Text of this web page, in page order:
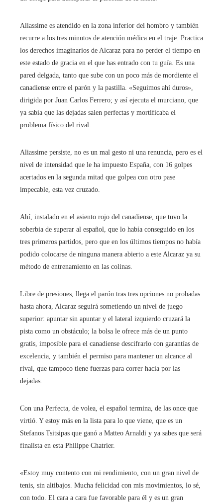
Aliassime es atendido en la zona inferior del hombro y también
recurre a los tres minutos de atención médica en el traje. Practica
los derechos imaginarios de Alcaraz para no perder el tiempo en
este estado de gracia en el que has entrado con tu guía. Es una
pared delgada, tanto que sube con un poco más de mordiente el
canadiense entre el parón y la pastilla. «Seguimos ahí duros»,
dirigida por Juan Carlos Ferrero; y así ejecuta el murciano, que
ya sabía que las dejadas salen perfectas y mortificaba el
problema físico del rival.
Aliassime persiste, no es un mal gesto ni una renuncia, pero es el
nivel de intensidad que le ha impuesto España, con 16 golpes
acertados en la segunda mitad que golpea con otro pase
impecable, esta vez cruzado.
Ahí, instalado en el asiento rojo del canadiense, que tuvo la
soberbia de superar al español, que lo había conseguido en los
tres primeros partidos, pero que en los últimos tiempos no había
podido colocarse de ninguna manera abierto a este Alcaraz ya su
método de entrenamiento en las colinas.
Libre de presiones, llega el parón tras tres opciones no probadas
hasta ahora, Alcaraz seguirá sometiendo un nivel de juego
superior: apuntar sin apuntar y el lateral izquierdo cruzará la
pista como un obstáculo; la bolsa le ofrece más de un punto
gratis, imposible para el canadiense descifrarlo con garantías de
excelencia, y también el permiso para mantener un alcance al
rival, que tampoco tiene fuerzas para correr hacia por las
dejadas.
Con una Perfecta, de volea, el español termina, de las once que
virtió. Y estoy más en la lista para lo que viene, que es un
Stefanos Tsitsipas que ganó a Matteo Arnaldi y ya sabes que será
finalista en esta Philippe Chatrier.
«Estoy muy contento con mi rendimiento, con un gran nivel de
tenis, sin altibajos. Mucha felicidad con mis movimientos, lo sé,
con todo. El cara a cara fue favorable para él y es un gran